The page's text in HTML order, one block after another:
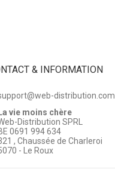
& INFORMATION
distribution.com
La vie moins chère
Distribution SPRL
0691 994 634
, Chaussée de Charleroi
- Le Roux